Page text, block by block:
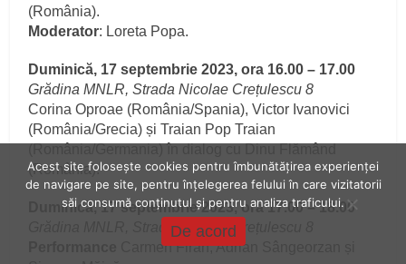
(România).
Moderator: Loreta Popa.
Duminică, 17 septembrie 2023, ora 16.00 – 17.00
Grădina MNLR, Strada Nicolae Crețulescu 8
Corina Oproae (România/Spania), Victor Ivanovici
(România/Grecia) și Traian Pop Traian
(România).
Duminică, 17 septembrie 2023, ora 17.00 – 18.00
Grădina MNLR, Strada Nicolae Crețulescu 8
Carmen Firan, Adrian Sângeorzan și
Acest site folosește cookies pentru îmbunătățirea experienței
de navigare pe site, pentru înțelegerea felului în care vizitatorii
săi consumă conținutul și pentru analiza traficului.
De acord